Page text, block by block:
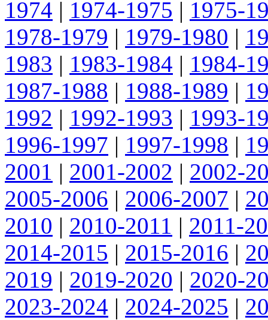
1974 | 1974-1975 | 1975-
1978-1979 | 1979-1980 |
1983 | 1983-1984 | 1984-
1987-1988 | 1988-1989 |
1992 | 1992-1993 | 1993-
1996-1997 | 1997-1998 |
2001 | 2001-2002 | 2002-
2005-2006 | 2006-2007 |
2010 | 2010-2011 | 2011-
2014-2015 | 2015-2016 |
2019 | 2019-2020 | 2020-
2023-2024 | 2024-2025 |